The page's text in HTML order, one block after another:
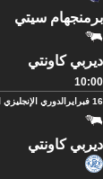
برمنجهام سيتي
ديربي كاونتي
10:00
16 فبراير الدوري الإنجليزي
ديربي كاونتي